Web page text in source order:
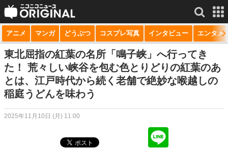
サービス一覧 もっと見る
niconico
動画
生放送
ニュース
アニメ マンガ どうぶつ コスプレ写真 インタビュー エンタメ
東北屈指の紅葉の名所「鳴子峡」へ行ってき
た！ 荒々しい峡谷を包む色とりどりの紅葉のあ
とは、江戸時代から続く老舗で絶妙な喉越しの
稲庭うどんを味わう
2025年11月10日 (月) 11:00